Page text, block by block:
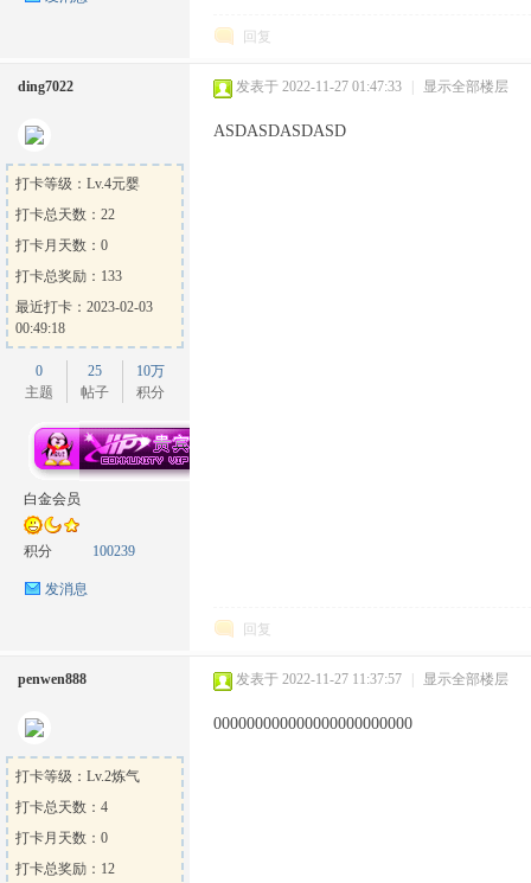
回复
ding7022
打卡等级：Lv.4元婴
打卡总天数：22
打卡月天数：0
打卡总奖励：133
最近打卡：2023-02-03
00:49:18
0
主题
25
帖子
10万
积分
白金会员
积分 100239
发消息
发表于 2022-11-27 01:47:33 显示全部楼层
ASDASDASDASD
回复
penwen888
打卡等级：Lv.2炼气
打卡总天数：4
打卡月天数：0
打卡总奖励：12
发表于 2022-11-27 11:37:57 显示全部楼层
000000000000000000000000